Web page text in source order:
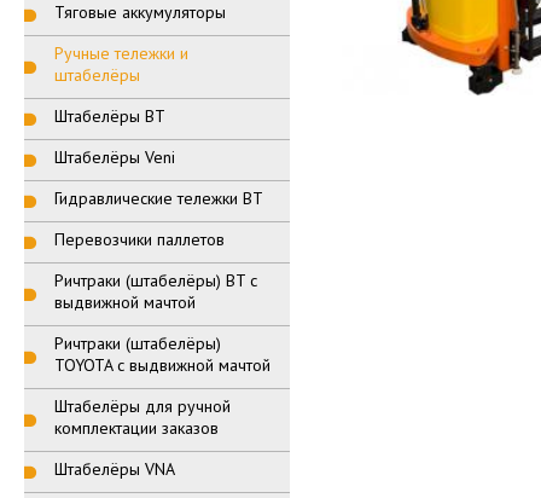
Тяговые аккумуляторы
Ручные тележки и
штабелёры
Штабелёры BT
Штабелёры Veni
Гидравлические тележки BT
Перевозчики паллетов
Ричтраки (штабелёры) BT с
выдвижной мачтой
Ричтраки (штабелёры)
TOYOTA с выдвижной мачтой
Штабелёры для ручной
комплектации заказов
Штабелёры VNA